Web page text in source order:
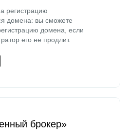
регистрацию
домена: вы сможете
домена, если
его не продлит.
брокер»